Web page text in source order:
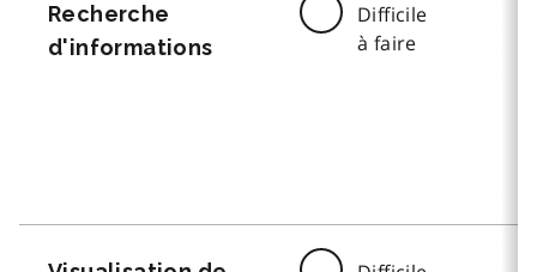
Recherche
d'informations
Difficile
à faire